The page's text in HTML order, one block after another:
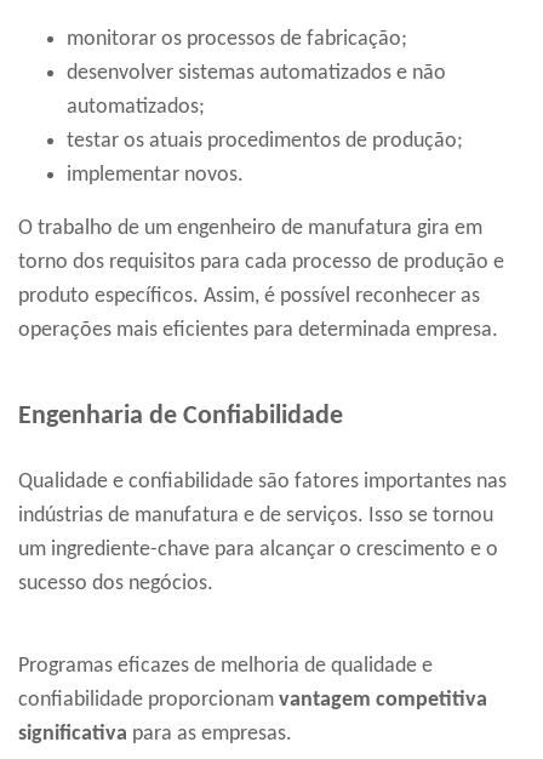
monitorar os processos de fabricação;
desenvolver sistemas automatizados e não
automatizados;
testar os atuais procedimentos de produção;
implementar novos.
O trabalho de um engenheiro de manufatura gira em
torno dos requisitos para cada processo de produção e
produto específicos. Assim, é possível reconhecer as
operações mais eficientes para determinada empresa.
Engenharia de Confiabilidade
Qualidade e confiabilidade são fatores importantes nas
indústrias de manufatura e de serviços. Isso se tornou
um ingrediente-chave para alcançar o crescimento e o
sucesso dos negócios.
Programas eficazes de melhoria de qualidade e
confiabilidade proporcionam vantagem competitiva
significativa para as empresas.